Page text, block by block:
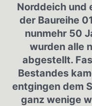
Norddeich und
der Baureihe
nunmehr 50
wurden alle
abgestellt.
Bestandes
entgingen dem
ganz wenige